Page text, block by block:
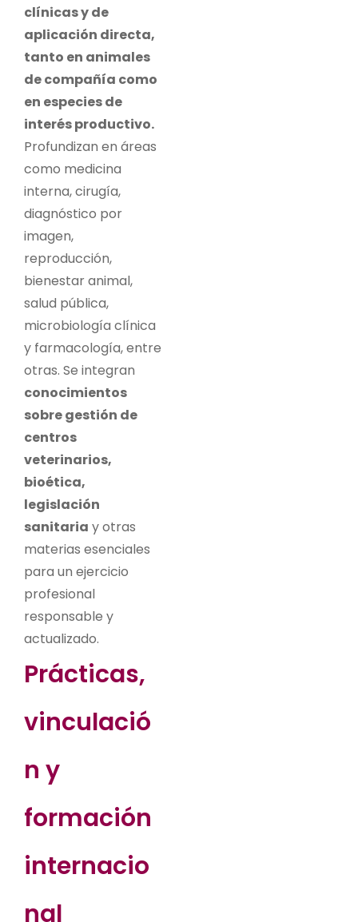
clínicas y de
aplicación directa,
tanto en animales
de compañía como
en especies de
interés productivo.
Profundizan en áreas
como medicina
interna, cirugía,
diagnóstico por
imagen,
reproducción,
bienestar animal,
salud pública,
microbiología clínica
y farmacología, entre
otras. Se integran
conocimientos
sobre gestión de
centros
veterinarios,
bioética,
legislación
sanitaria y otras
materias esenciales
para un ejercicio
profesional
responsable y
actualizado.
Prácticas,
vinculació
n y
formación
internacio
nal